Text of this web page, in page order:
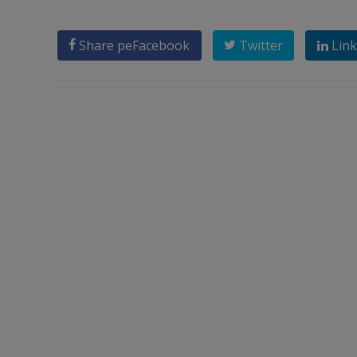
Share peFacebook Twitter